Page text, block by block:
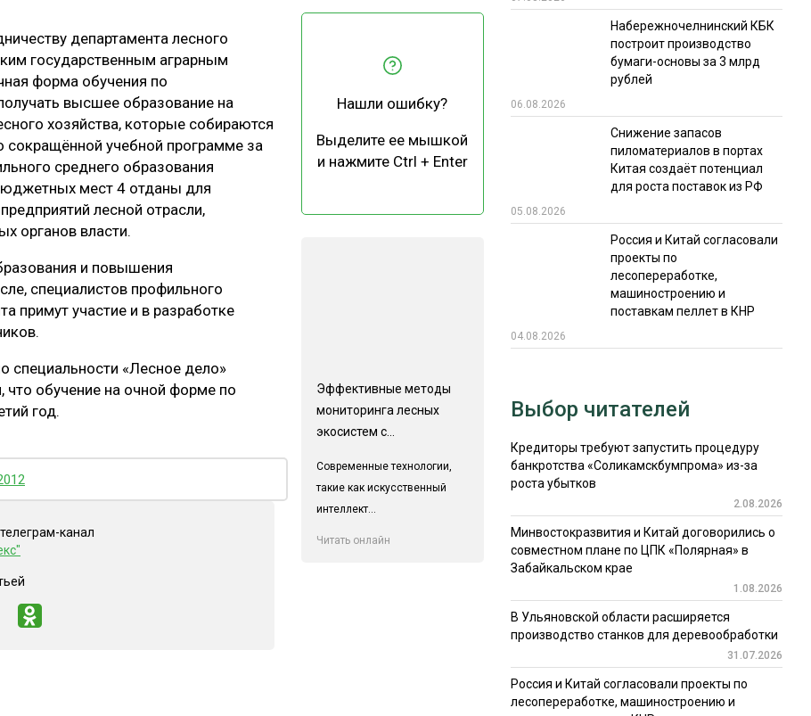
ПРОИЗВОДСТВО ТЕХНОЛОГИИ
КАЛЕНДАРЬ ВЫСТАВОК ИТОГИ МЕРОПРИЯТИЙ
департамента лесного
государственным аграрным
форма обучения по
высшее образование на
хозяйства, которые собираются
сокращённой учебной программе за
среднего образования
мест 4 отданы для
лесной отрасли,
органов власти.
и повышения
специалистов профильного
примут участие и в разработке
специальности «Лесное дело»
обучение на очной форме по
год.
канал
Нашли ошибку?
Выделите ее мышкой
и нажмите Ctrl + Enter
Эффективные методы
мониторинга лесных
экосистем с...
Современные технологии,
такие как искусственный
интеллект...
Читать онлайн
Набережночелнинский КБК
построит производство
бумаги-основы за 3 млрд
рублей
06.08.2026
Снижение запасов
пиломатериалов в портах
Китая создаёт потенциал
для роста поставок из РФ
05.08.2026
Россия и Китай согласовали
проекты по
лесопереработке,
машиностроению и
поставкам пеллет в КНР
04.08.2026
Выбор читателей
Кредиторы требуют запустить процедуру
банкротства «Соликамскбумпрома» из-за
роста убытков
2.08.2026
Минвостокразвития и Китай договорились о
совместном плане по ЦПК «Полярная» в
Забайкальском крае
1.08.2026
В Ульяновской области расширяется
производство станков для деревообработки
31.07.2026
Россия и Китай согласовали проекты по
лесопереработке, машиностроению и